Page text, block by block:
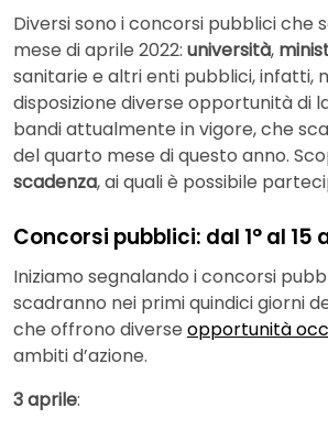
Diversi sono i concorsi pubblici che
mese di aprile 2022: università,
sanitarie e altri enti pubblici, infatti,
disposizione diverse opportunità di
bandi attualmente in vigore, che
del quarto mese di questo anno.
scadenza, ai quali è possibile
Concorsi pubblici: dal 1° al 15
Iniziamo segnalando i concorsi
scadranno nei primi quindici giorni
che offrono diverse opportunità
ambiti d’azione.
3 aprile: